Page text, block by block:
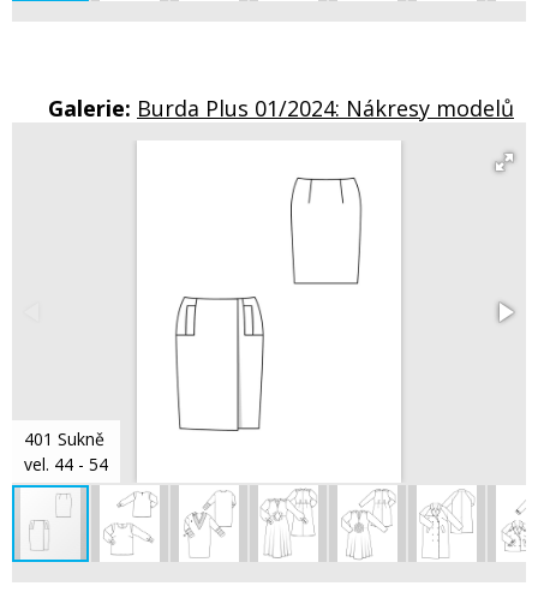
Galerie: Burda Plus 01/2024: Nákresy modelů
401 Sukně
vel. 44 - 54